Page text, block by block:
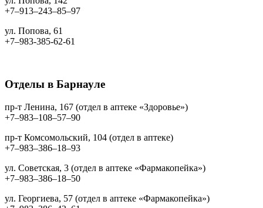
+7‒913‒243‒85‒97
ул. Попова, 61
+7‒983-385-62-61
Отделы в Барнауле
пр-т Ленина, 167 (отдел в аптеке «Здоровье»)
+7‒983‒108‒57‒90
пр-т Комсомольский, 104 (отдел в аптеке)
+7‒983‒386‒18‒93
ул. Советская, 3 (отдел в аптеке «Фармакопейка»)
+7‒983‒386‒18‒50
ул. Георгиева, 57 (отдел в аптеке «Фармакопейка»)